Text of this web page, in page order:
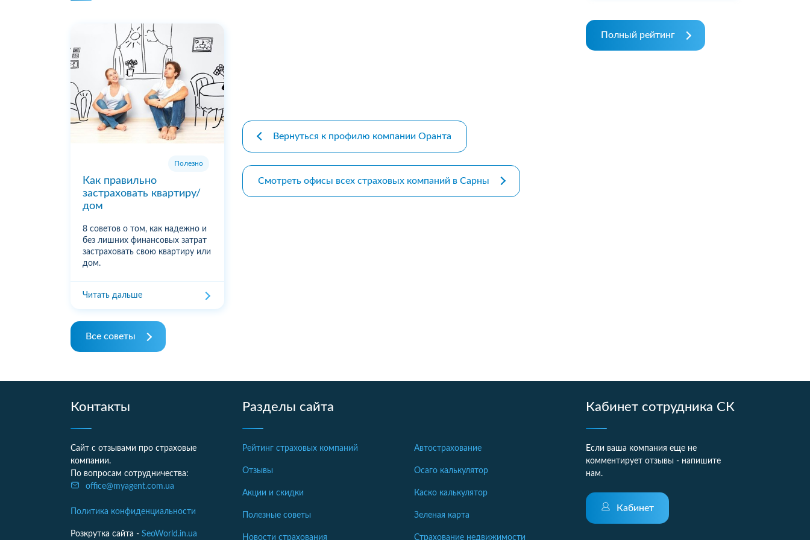
Полезно
Как правильно
застраховать квартиру/
дом
8 советов о том, как надежно и
без лишних финансовых затрат
застраховать свою квартиру или
дом.
Читать дальше
Все советы
Вернуться к профилю компании Оранта
Смотреть офисы всех страховых компаний в Сарны
Полный рейтинг
Контакты
Сайт с отзывами про страховые
компании.
По вопросам сотрудничества:
office@myagent.com.ua
Политика конфиденциальности
Розкрутка сайта - SeoWorld.in.ua
Разделы сайта
Рейтинг страховых компаний
Отзывы
Акции и скидки
Полезные советы
Новости страхования
Автострахование
Осаго калькулятор
Каско калькулятор
Зеленая карта
Страхование недвижимости
Кабинет сотрудника СК
Если ваша компания еще не
комментирует отзывы - напишите
нам.
Кабинет